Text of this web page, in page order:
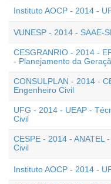
Instituto AOCP - 2014 -
VUNESP - 2014 - SAAE-
CESGRANRIO - 2014 -
- Planejamento da
CONSULPLAN - 2014 -
Engenheiro Civil
UFG - 2014 - UEAP -
Civil
CESPE - 2014 - ANATEL
Civil
Instituto AOCP - 2014 -